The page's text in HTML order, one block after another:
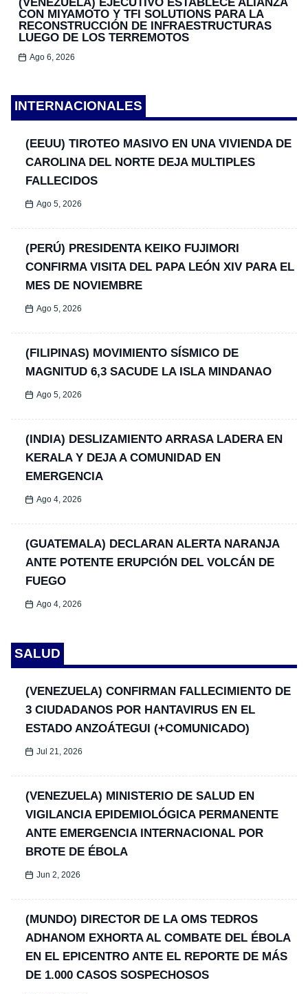
CON MIYAMOTO Y TFI SOLUTIONS PARA LA
RECONSTRUCCIÓN DE INFRAESTRUCTURAS
LUEGO DE LOS TERREMOTOS
Ago 6, 2026
INTERNACIONALES
(EEUU) TIROTEO MASIVO EN UNA VIVIENDA DE
CAROLINA DEL NORTE DEJA MULTIPLES
FALLECIDOS
Ago 5, 2026
(PERÚ) PRESIDENTA KEIKO FUJIMORI
CONFIRMA VISITA DEL PAPA LEÓN XIV PARA EL
MES DE NOVIEMBRE
Ago 5, 2026
(FILIPINAS) MOVIMIENTO SÍSMICO DE
MAGNITUD 6,3 SACUDE LA ISLA MINDANAO
Ago 5, 2026
(INDIA) DESLIZAMIENTO ARRASA LADERA EN
KERALA Y DEJA A COMUNIDAD EN
EMERGENCIA
Ago 4, 2026
(GUATEMALA) DECLARAN ALERTA NARANJA
ANTE POTENTE ERUPCIÓN DEL VOLCÁN DE
FUEGO
Ago 4, 2026
SALUD
(VENEZUELA) CONFIRMAN FALLECIMIENTO DE
3 CIUDADANOS POR HANTAVIRUS EN EL
ESTADO ANZOÁTEGUI (+COMUNICADO)
Jul 21, 2026
(VENEZUELA) MINISTERIO DE SALUD EN
VIGILANCIA EPIDEMIOLÓGICA PERMANENTE
ANTE EMERGENCIA INTERNACIONAL POR
BROTE DE ÉBOLA
Jun 2, 2026
(MUNDO) DIRECTOR DE LA OMS TEDROS
ADHANOM EXHORTA AL COMBATE DEL ÉBOLA
EN EL EPICENTRO ANTE EL REPORTE DE MÁS
DE 1.000 CASOS SOSPECHOSOS